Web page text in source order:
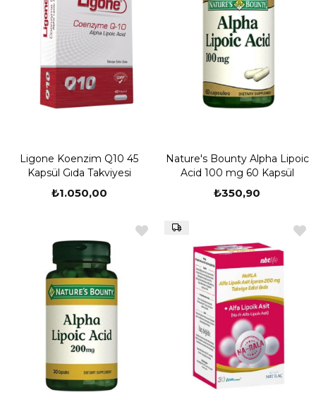
Ligone Koenzim Q10 45
Kapsül Gıda Takviyesi
₺1.050,00
Nature's Bounty Alpha Lipoic
Acid 100 mg 60 Kapsül
₺350,90